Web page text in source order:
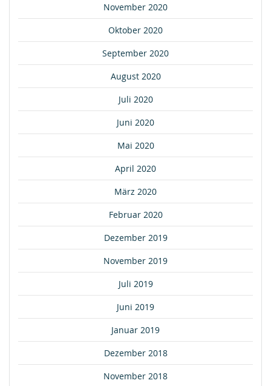
November 2020
Oktober 2020
September 2020
August 2020
Juli 2020
Juni 2020
Mai 2020
April 2020
März 2020
Februar 2020
Dezember 2019
November 2019
Juli 2019
Juni 2019
Januar 2019
Dezember 2018
November 2018